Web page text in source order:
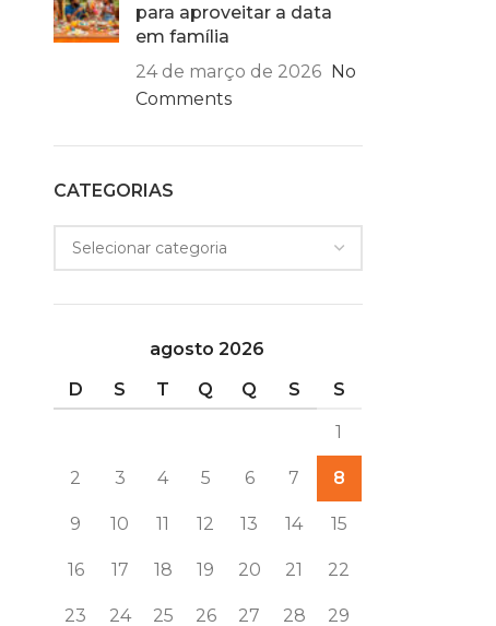
14
ABR
DICAS DE DECORAÇÃO COM A
COR PANTONE 2022
CONTINUE LENDO
para aproveitar a data
em família
24 de março de 2026 No
Comments
CATEGORIAS
agosto 2026
D
S T Q Q S S
1
2 3 4 5 6 7 8
9 10 11 12 13 14 15
16 17 18 19 20 21 22
23 24 25 26 27 28 29